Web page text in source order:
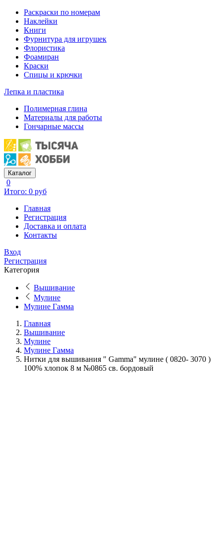
Раскраски по номерам
Наклейки
Книги
Фурнитура для игрушек
Флористика
Фоамиран
Краски
Спицы и крючки
Лепка и пластика
Полимерная глина
Материалы для работы
Гончарные массы
Каталог
0
Итого: 0 руб
Главная
Регистрация
Доставка и оплата
Контакты
Вход
Регистрация
Категория
Вышивание
Мулине
Мулине Гамма
Главная
Вышивание
Мулине
Мулине Гамма
Нитки для вышивания " Gamma" мулине ( 0820- 3070 )
100% хлопок 8 м №0865 св. бордовый